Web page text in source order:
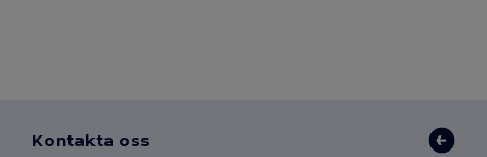
Kontakta oss